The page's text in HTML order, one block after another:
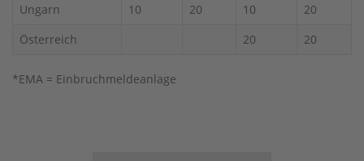
Ungarn 10 20 10
20
Österreich
20 20
*EMA = Einbruchmeldeanlage